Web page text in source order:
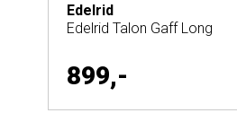
Edelrid
Edelrid Talon Gaff Long
899,-